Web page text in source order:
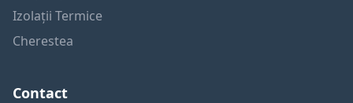
Izolații Termice
Cherestea
Contact